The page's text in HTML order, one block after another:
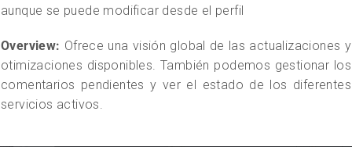
aunque se puede modificar desde el perfil
Overview: Ofrece una visión global de las actualizaciones y
otimizaciones disponibles. También podemos gestionar los
comentarios pendientes y ver el estado de los diferentes
servicios activos.